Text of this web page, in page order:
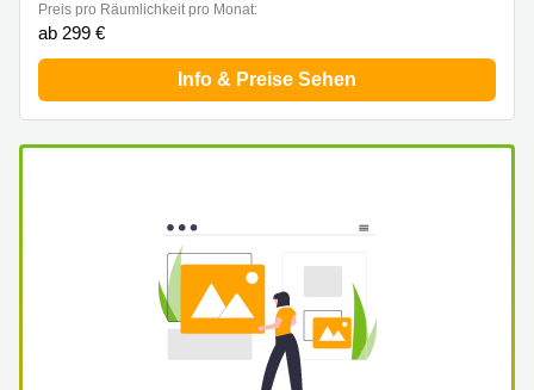
Preis pro Räumlichkeit pro Monat:
ab 299 €
Info & Preise Sehen